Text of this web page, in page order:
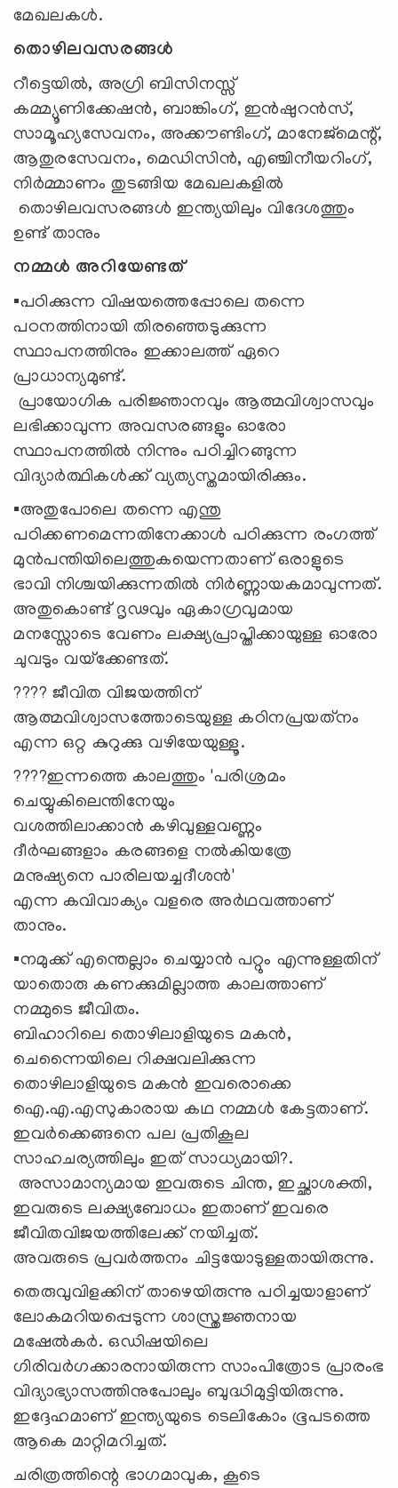
മേഖലകൾ.
തൊഴിലവസരങ്ങള്‍
റീട്ടെയില്‍, അഗ്രി ബിസിനസ്സ്
കമ്മ്യൂണിക്കേഷന്‍, ബാങ്കിംഗ്, ഇന്‍ഷുറന്‍സ്,
സാമൂഹ്യസേവനം, അക്കൗണ്ടിംഗ്, മാനേജ്‌മെന്റ്,
ആതുരസേവനം, മെഡിസിന്‍, എഞ്ചിനീയറിംഗ്,
നിര്‍മ്മാണം തുടങ്ങിയ മേഖലകളില്‍
തൊഴിലവസരങ്ങള്‍ ഇന്ത്യയിലും വിദേശത്തും
ഉണ്ട് താനും
നമ്മൾ അറിയേണ്ടത്
▪️പഠിക്കുന്ന വിഷയത്തെപ്പോലെ തന്നെ
പഠനത്തിനായി തിരഞ്ഞെടുക്കുന്ന
സ്ഥാപനത്തിനും ഇക്കാലത്ത് ഏറെ
പ്രാധാന്യമുണ്ട്.
പ്രായോഗിക പരിജ്ഞാനവും ആത്മവിശ്വാസവും
ലഭിക്കാവുന്ന അവസരങ്ങളും ഓരോ
സ്ഥാപനത്തില്‍ നിന്നും പഠിച്ചിറങ്ങുന്ന
വിദ്യാര്‍ത്ഥികള്‍ക്ക് വ്യത്യസ്തമായിരിക്കും.
▪️അതുപോലെ തന്നെ എന്തു
പഠിക്കണമെന്നതിനേക്കാള്‍ പഠിക്കുന്ന രംഗത്ത്
മുന്‍പന്തിയിലെത്തുകയെന്നതാണ് ഒരാളുടെ
ഭാവി നിശ്ചയിക്കുന്നതില്‍ നിര്‍ണ്ണായകമാവുന്നത്.
അതുകൊണ്ട് ദൃഢവും ഏകാഗ്രവുമായ
മനസ്സോടെ വേണം ലക്ഷ്യപ്രാപ്തിക്കായുള്ള ഓരോ
ചുവടും വയ്‌ക്കേണ്ടത്.
???? ജീവിത വിജയത്തിന്
ആത്മവിശ്വാസത്തോടെയുള്ള കഠിനപ്രയത്‌നം
എന്ന ഒറ്റ കുറുക്കു വഴിയേയുള്ളൂ.
????ഇന്നത്തെ കാലത്തും 'പരിശ്രമം
ചെയ്യുകിലെന്തിനേയും
വശത്തിലാക്കാൻ കഴിവുള്ളവണ്ണം
ദീർഘങ്ങളാം കരങ്ങളെ നൽകിയത്രേ
മനുഷ്യനെ പാരിലയച്ചദീശൻ'
എന്ന കവിവാക്യം വളരെ അർഥവത്താണ്
താനും.
▪️നമുക്ക് എന്തെല്ലാം ചെയ്യാൻ പറ്റും എന്നുള്ളതിന്
യാതൊരു കണക്കുമില്ലാത്ത കാലത്താണ്
നമ്മുടെ ജീവിതം.
ബിഹാറിലെ തൊഴിലാളിയുടെ മകൻ,
ചെന്നൈയിലെ റിക്ഷവലിക്കുന്ന
തൊഴിലാളിയുടെ മകൻ ഇവരൊക്കെ
ഐ.എ.എസുകാരായ കഥ നമ്മൾ കേട്ടതാണ്.
ഇവർക്കെങ്ങനെ പല പ്രതികൂല
സാഹചര്യത്തിലും ഇത് സാധ്യമായി?.
അസാമാന്യമായ ഇവരുടെ ചിന്ത, ഇച്ഛാശക്തി,
ഇവരുടെ ലക്ഷ്യബോധം ഇതാണ് ഇവരെ
ജീവിതവിജയത്തിലേക്ക് നയിച്ചത്.
അവരുടെ പ്രവർത്തനം ചിട്ടയോടുള്ളതായിരുന്നു.
തെരുവുവിളക്കിന് താഴെയിരുന്നു പഠിച്ചയാളാണ്
ലോകമറിയപ്പെടുന്ന ശാസ്ത്രജ്ഞനായ
മഷേൽകർ. ഒഡിഷയിലെ
ഗിരിവർഗക്കാരനായിരുന്ന സാംപിത്രോട പ്രാരംഭ
വിദ്യാഭ്യാസത്തിനുപോലും ബുദ്ധിമുട്ടിയിരുന്നു.
ഇദ്ദേഹമാണ് ഇന്ത്യയുടെ ടെലികോം ഭൂപടത്തെ
ആകെ മാറ്റിമറിച്ചത്.
ചരിത്രത്തിന്റെ ഭാഗമാവുക, കൂടെ